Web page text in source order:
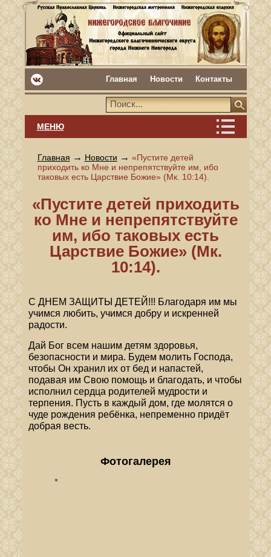
Главная Новости Контакты
МЕНЮ
Главная → Новости → «Пустите детей
приходить ко Мне и непрепятствуйте им, ибо
таковых есть Царствие Божие» (Мк. 10:14).
«Пустите детей приходить
ко Мне и непрепятствуйте
им, ибо таковых есть
Царствие Божие» (Мк.
10:14).
С ДНЕМ ЗАЩИТЫ ДЕТЕЙ!!! Благодаря им мы
учимся любить, учимся добру и искренней
радости.
Дай Бог всем нашим детям здоровья,
безопасности и мира. Будем молить Господа,
чтобы Он хранил их от бед и напастей,
подавая им Свою помощь и благодать, и чтобы
исполнил сердца родителей мудрости и
терпения. Пусть в каждый дом, где молятся о
чуде рождения ребёнка, непременно придёт
добрая весть.
Фотогалерея